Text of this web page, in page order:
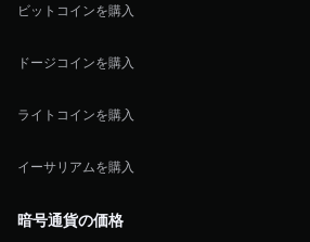
ビットコインを購入
ドージコインを購入
ライトコインを購入
イーサリアムを購入
暗号通貨の価格